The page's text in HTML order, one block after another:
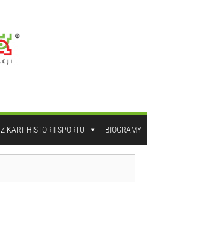
Z KART HISTORII SPORTU BIOGRAMY